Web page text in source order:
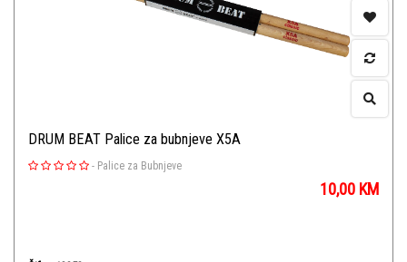
DRUM BEAT Palice za bubnjeve X5A
- Palice za Bubnjeve
10,00 KM